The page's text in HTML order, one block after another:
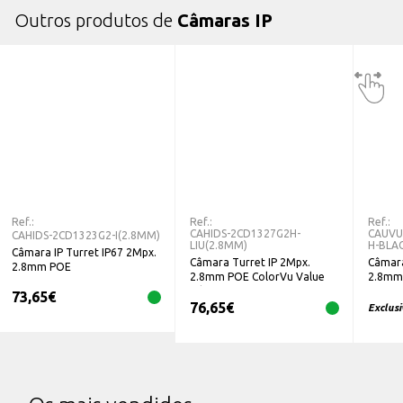
Interfaz WEB, CMS, Smartphone e NVR
Outros produtos de Câmaras IP
Ref.:
CAHIDS-2CD1323G2-I(2.8MM)
Câmara IP Turret IP67 2Mpx.
2.8mm POE
73,65€
Ref.:
CAHIDS-2CD1327G2H-
LIU(2.8MM)
Câmara Turret IP 2Mpx.
2.8mm POE ColorVu Value
LIU(2.8MM)
76,65€
Ref.:
H-